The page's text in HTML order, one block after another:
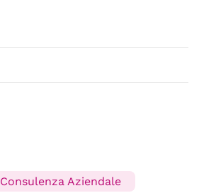
Consulenza Aziendale